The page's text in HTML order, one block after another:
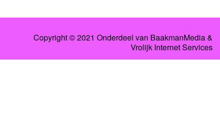
Copyright © 2021 Onderdeel van BaakmanMedia&
Vrolijk Internet Services